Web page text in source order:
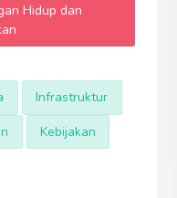
Hidup dan
Infrastruktur
Kebijakan